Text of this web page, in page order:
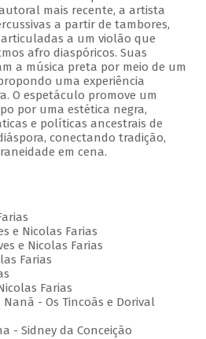
mais recente, a artista
a partir de tambores,
a um violão que
afro diaspóricos. Suas
a música preta por meio de um
uma experiência
O espetáculo promove um
por uma estética negra,
e políticas ancestrais de
conectando tradição,
em cena.
e Nicolas Farias
e Nicolas Farias
Farias
Farias
- Os Tincoãs e Dorival
- Sidney da Conceição